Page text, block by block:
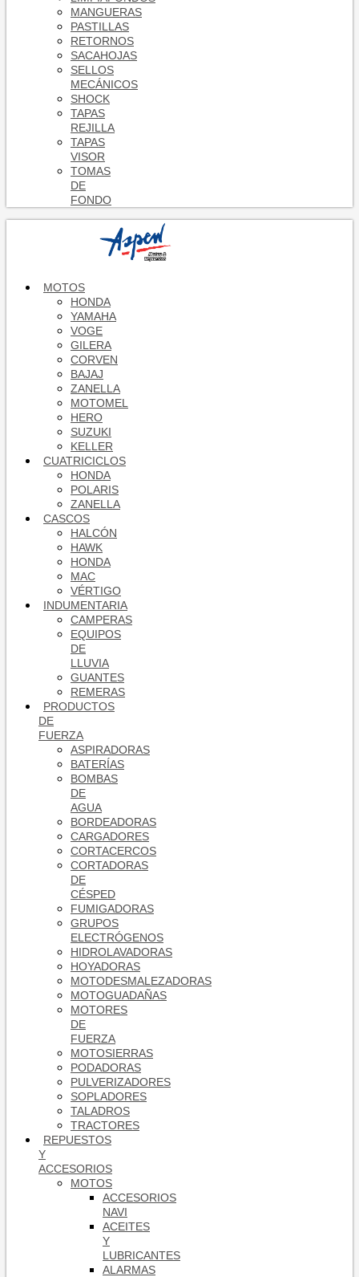
MANGUERAS
PASTILLAS
RETORNOS
SACAHOJAS
SELLOS
MECÁNICOS
SHOCK
TAPAS
REJILLA
TAPAS
VISOR
TOMAS
DE
FONDO
MOTOS
HONDA
YAMAHA
VOGE
GILERA
CORVEN
BAJAJ
ZANELLA
MOTOMEL
HERO
SUZUKI
KELLER
CUATRICICLOS
HONDA
POLARIS
ZANELLA
CASCOS
HALCÓN
HAWK
HONDA
MAC
VÉRTIGO
INDUMENTARIA
CAMPERAS
EQUIPOS
DE
LLUVIA
GUANTES
REMERAS
PRODUCTOS
DE
FUERZA
ASPIRADORAS
BATERÍAS
BOMBAS
DE
AGUA
BORDEADORAS
CARGADORES
CORTACERCOS
CORTADORAS
DE
CÉSPED
FUMIGADORAS
GRUPOS
ELECTRÓGENOS
HIDROLAVADORAS
HOYADORAS
MOTODESMALEZADORAS
MOTOGUADAÑAS
MOTORES
DE
FUERZA
MOTOSIERRAS
PODADORAS
PULVERIZADORES
SOPLADORES
TALADROS
TRACTORES
REPUESTOS
Y
ACCESORIOS
MOTOS
ACCESORIOS
NAVI
ACEITES
Y
LUBRICANTES
ALARMAS